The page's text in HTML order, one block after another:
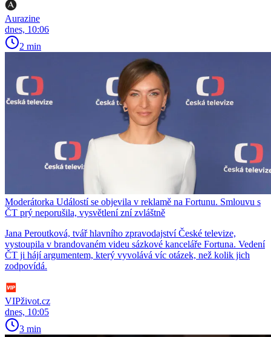
Aurazine
dnes, 10:06
2 min
Moderátorka Událostí se objevila v reklamě na Fortunu. Smlouvu s
ČT prý neporušila, vysvětlení zní zvláštně
Jana Peroutková, tvář hlavního zpravodajství České televize,
vystoupila v brandovaném videu sázkové kanceláře Fortuna. Vedení
ČT ji hájí argumentem, který vyvolává víc otázek, než kolik jich
zodpovídá.
VIPživot.cz
dnes, 10:05
3 min